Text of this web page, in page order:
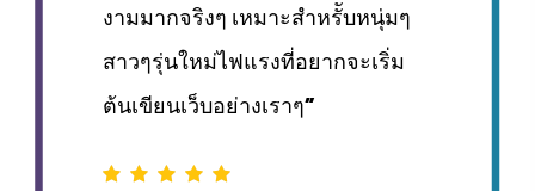
งามมากจริงๆ เหมาะสำหรัับหนุ่มๆ
สาวๆรุ่นใหม่ไฟแรงที่อยากจะเริ่ม
ต้นเขียนเว็บอย่างเราๆ”